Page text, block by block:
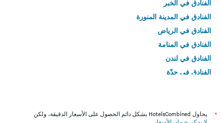
الفنادق في الخبر
الفنادق في المدينة المنورة
الفنادق في الرياض
الفنادق في المنامة
الفنادق في لندن
الفنادق في جدّة
*
يحاول HotelsCombined بشكل دائم الحصول على الأسعار الدقيقة، ولكن